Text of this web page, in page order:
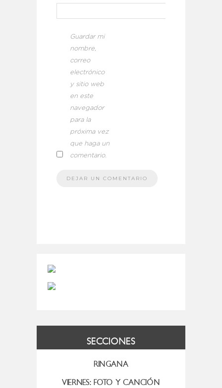
Guardar mi
nombre,
correo
electrónico
y sitio web
en este
navegador
para la
próxima vez
que haga un
comentario.
SECCIONES
RINGANA
VIERNES: FOTO Y CANCIÓN